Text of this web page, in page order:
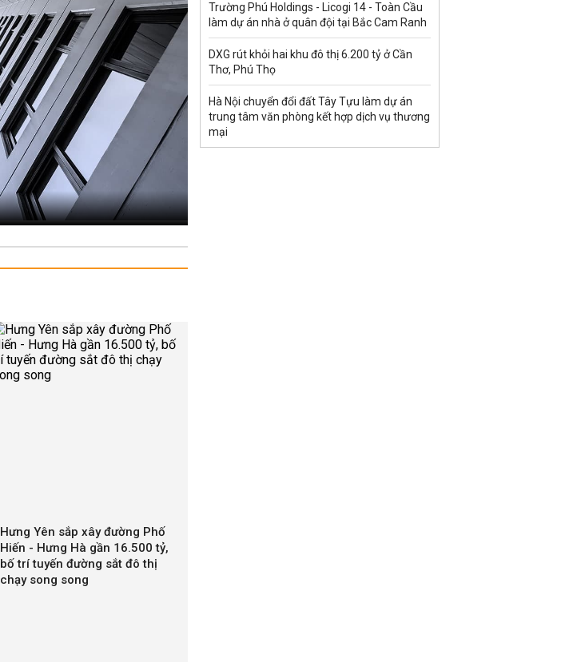
Hưng Yên sắp xây đường Phố
Hiến - Hưng Hà gần 16.500 tỷ,
bố trí tuyến đường sắt đô thị
chạy song song
Trường Phú Holdings - Licogi 14 - Toàn Cầu
làm dự án nhà ở quân đội tại Bắc Cam Ranh
DXG rút khỏi hai khu đô thị 6.200 tỷ ở Cần
Thơ, Phú Thọ
Hà Nội chuyển đổi đất Tây Tựu làm dự án
trung tâm văn phòng kết hợp dịch vụ thương
mại